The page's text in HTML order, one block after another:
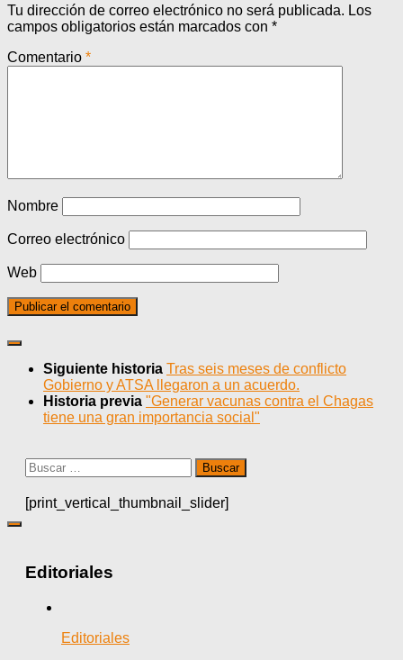
Tu dirección de correo electrónico no será publicada. Los
campos obligatorios están marcados con *
Comentario *
Nombre
Correo electrónico
Web
Siguiente historia Tras seis meses de conflicto
Gobierno y ATSA llegaron a un acuerdo.
Historia previa "Generar vacunas contra el Chagas
tiene una gran importancia social"
Buscar:
[print_vertical_thumbnail_slider]
Editoriales
Editoriales